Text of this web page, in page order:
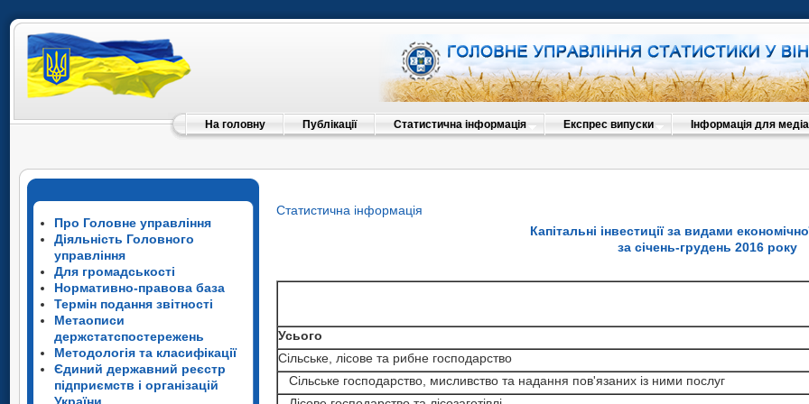
На головну Публікації Статистична інформація Експрес випуски Інформація для медіа
Про Головне управління
Діяльність Головного
управління
Для громадськості
Нормативно-правова база
Термін подання звітності
Метаописи
держстатспостережень
Методологія та класифікації
Єдиний державний реєстр
підприємств і організацій
Статистична інформація
Капітальні інвестиції за видами
за січень-грудень 2016 року
Усього
Сільське, лісове та рибне господарство
Сільське господарство, мисливство та надання пов'язаних із ними послуг
Усього
Сільське, лісове та рибне господарство
Усього
Сільське, лісове та рибне господарство
Сільське господарство, мисливство та надання пов'язаних із ними послуг